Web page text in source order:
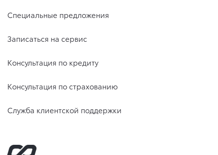
Специальные предложения
Записаться на сервис
Консультация по кредиту
Консультация по страхованию
Служба клиентской поддержки